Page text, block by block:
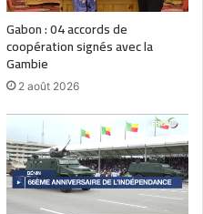
Gabon : 04 accords de
coopération signés avec la
Gambie
2 août 2026